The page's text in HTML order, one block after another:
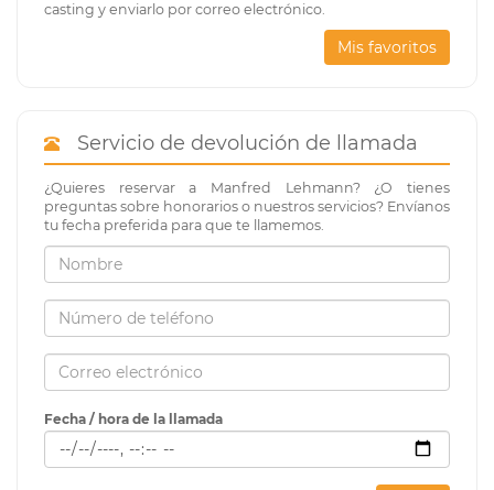
casting y enviarlo por correo electrónico.
Mis favoritos
Servicio de devolución de llamada
¿Quieres reservar a Manfred Lehmann? ¿O tienes
preguntas sobre honorarios o nuestros servicios? Envíanos
tu fecha preferida para que te llamemos.
Fecha / hora de la llamada